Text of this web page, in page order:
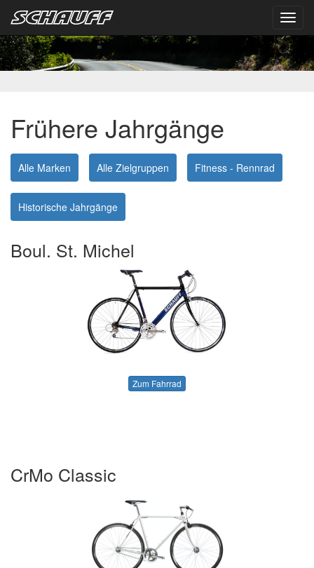
Frühere Jahrgänge
Alle Marken Alle Zielgruppen Fitness - Rennrad
Historische Jahrgänge
Boul. St. Michel
Zum Fahrrad
CrMo Classic